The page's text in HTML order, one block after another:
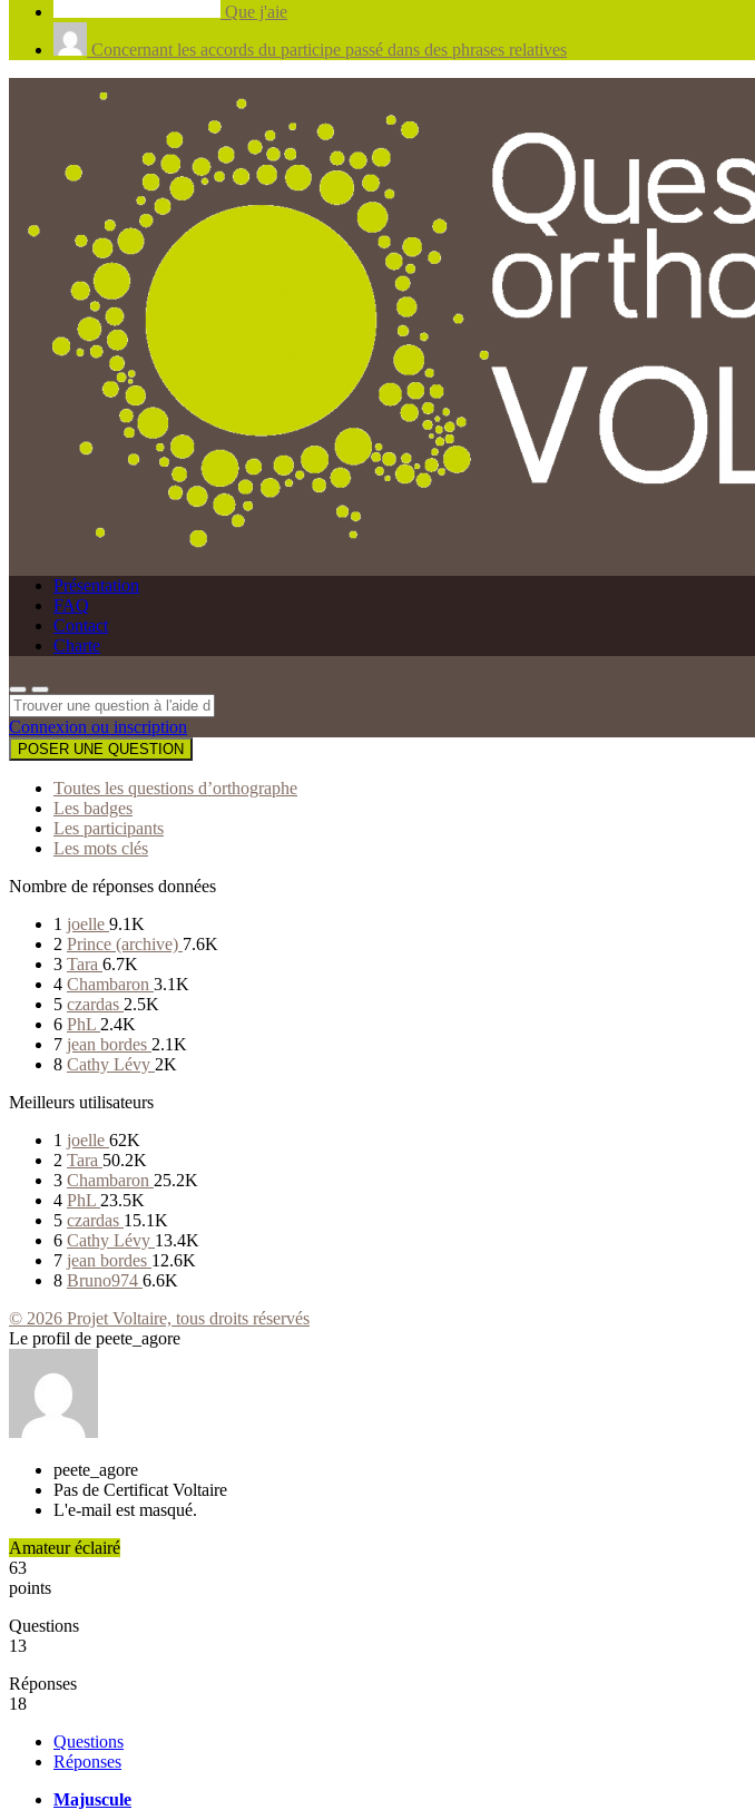
Que j'aie
Concernant les accords du participe passé dans des phrases relatives
Présentation
FAQ
Contact
Charte
Connexion ou inscription
POSER UNE QUESTION
Toutes les questions d’orthographe
Les badges
Les participants
Les mots clés
Nombre de réponses données
1 joelle 9.1K
2 Prince (archive) 7.6K
3 Tara 6.7K
4 Chambaron 3.1K
5 czardas 2.5K
6 PhL 2.4K
7 jean bordes 2.1K
8 Cathy Lévy 2K
Meilleurs utilisateurs
1 joelle 62K
2 Tara 50.2K
3 Chambaron 25.2K
4 PhL 23.5K
5 czardas 15.1K
6 Cathy Lévy 13.4K
7 jean bordes 12.6K
8 Bruno974 6.6K
© 2026 Projet Voltaire, tous droits réservés
Le profil de peete_agore
peete_agore
Pas de Certificat Voltaire
L'e-mail est masqué.
Amateur éclairé
63
points
Questions
13
Réponses
18
Questions
Réponses
Majuscule